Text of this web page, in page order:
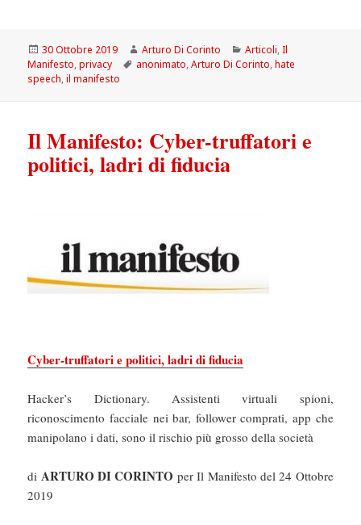
Scritto
il
30 Ottobre 2019 Autore
Arturo Di Corinto Categorie
Articoli,Il
Manifesto,privacy Tag
anonimato,Arturo Di Corinto,hate
speech,il manifesto
Il Manifesto: Cyber-truffatori e
politici, ladri di fiducia
Cyber-truffatori e politici, ladri di fiducia
Hacker’s Dictionary. Assistenti virtuali spioni,
riconoscimento facciale nei bar, follower comprati, app che
manipolano i dati, sono il rischio più grosso della società
di ARTURO DI CORINTO per Il Manifesto del 24 Ottobre
2019